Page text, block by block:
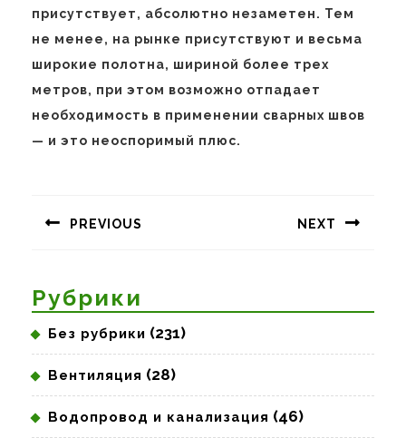
присутствует, абсолютно незаметен. Тем
не менее, на рынке присутствуют и весьма
широкие полотна, шириной более трех
метров, при этом возможно отпадает
необходимость в применении сварных швов
— и это неоспоримый плюс.
записям
PREVIOUS NEXT
Рубрики
Без рубрики (231)
Вентиляция (28)
Водопровод и канализация (46)